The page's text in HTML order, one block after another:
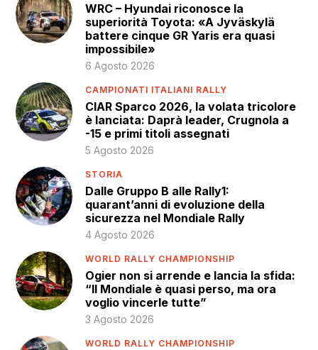
WRC – Hyundai riconosce la
superiorità Toyota: «A Jyväskylä
battere cinque GR Yaris era quasi
impossibile»
6 Agosto 2026
CAMPIONATI ITALIANI RALLY
CIAR Sparco 2026, la volata tricolore
è lanciata: Daprà leader, Crugnola a
-15 e primi titoli assegnati
5 Agosto 2026
STORIA
Dalle Gruppo B alle Rally1:
quarant’anni di evoluzione della
sicurezza nel Mondiale Rally
4 Agosto 2026
WORLD RALLY CHAMPIONSHIP
Ogier non si arrende e lancia la sfida:
“Il Mondiale è quasi perso, ma ora
voglio vincerle tutte”
3 Agosto 2026
WORLD RALLY CHAMPIONSHIP